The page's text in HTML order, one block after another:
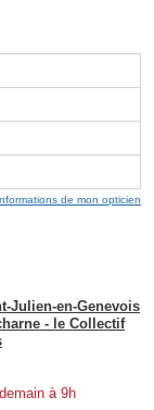
de mon opticien
Julien-en-Genevois
- le Collectif
à 9h